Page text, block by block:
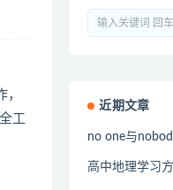
工
近期文章
no one与
高中地理学习